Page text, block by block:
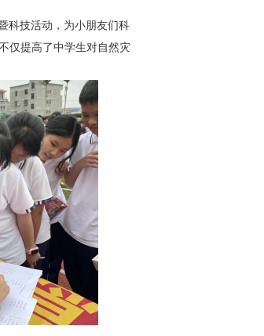
科技活动，为小朋友们科
仅提高了中学生对自然灾